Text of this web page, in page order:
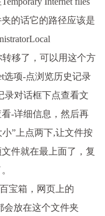
的话它的路径应该是
转移了，可以用这个方
选项-点浏览历史记录
录对话框下点查看文
-详细信息，然后再
”上点两下,让文件按
件就在最上面了，复
宝箱，网页上的
会放在这个文件夹